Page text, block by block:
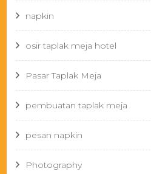
napkin
osir taplak meja hotel
Pasar Taplak Meja
pembuatan taplak meja
pesan napkin
Photography